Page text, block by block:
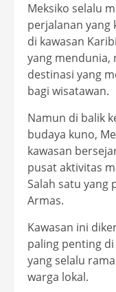
Meksiko selalu
perjalanan yang
di kawasan
yang mendunia,
destinasi yang
bagi wisatawan.
Namun di balik
budaya kuno,
kawasan
pusat aktivitas
Salah satu yang
Armas.
Kawasan ini
paling penting
yang selalu
warga lokal.